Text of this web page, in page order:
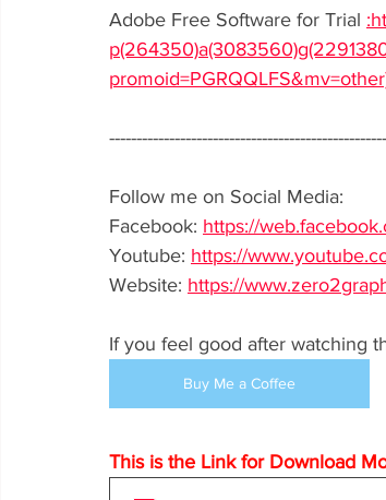
Adobe Free Software for Trial
Follow me on Social Media:
Facebook: https://
Youtube: https://
Website: https://
If you feel good after watching
Buy Me a Coffee
This is the Link for Download